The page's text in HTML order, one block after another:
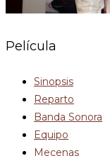
Película
Sinopsis
Reparto
Banda Sonora
Equipo
Mecenas